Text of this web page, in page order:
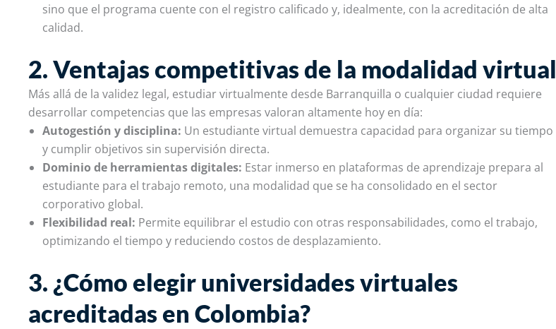
sino que el programa cuente con el registro calificado y, idealmente, con la acreditación de alta
calidad.
2. Ventajas competitivas de la modalidad virtual
Más allá de la validez legal, estudiar virtualmente desde Barranquilla o cualquier ciudad requiere
desarrollar competencias que las empresas valoran altamente hoy en día:
Autogestión y disciplina: Un estudiante virtual demuestra capacidad para organizar su tiempo
y cumplir objetivos sin supervisión directa.
Dominio de herramientas digitales: Estar inmerso en plataformas de aprendizaje prepara al
estudiante para el trabajo remoto, una modalidad que se ha consolidado en el sector
corporativo global.
Flexibilidad real: Permite equilibrar el estudio con otras responsabilidades, como el trabajo,
optimizando el tiempo y reduciendo costos de desplazamiento.
3. ¿Cómo elegir universidades virtuales
acreditadas en Colombia?